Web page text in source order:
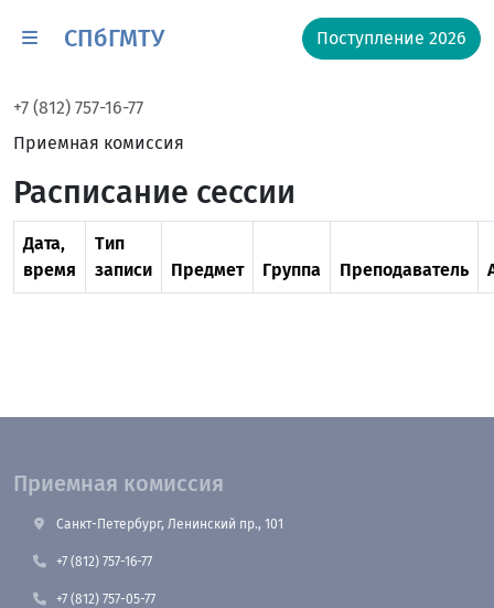
СПбГМТУ Поступление 2026
+7 (812) 757-16-77
Приемная комиссия
Расписание сессии
Дата,
время
Тип
записи
Предмет Группа Преподаватель
Приемная комиссия
Санкт-Петербург, Ленинский пр., 101
+7 (812) 757-16-77
+7 (812) 757-05-77